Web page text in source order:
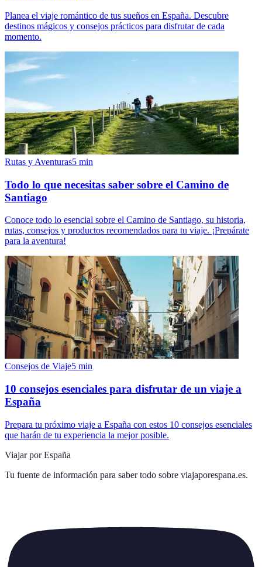
Planea el viaje romántico de tus sueños en España. Descubre
destinos mágicos y consejos prácticos para disfrutar de cada
momento.
Rutas y Aventuras5 min
Todo lo que necesitas saber sobre el Camino de
Santiago
Conoce todo lo esencial sobre el Camino de Santiago, su historia,
rutas, consejos y productos recomendados para tu viaje. ¡Prepárate
para la aventura!
Consejos de Viaje5 min
10 consejos esenciales para disfrutar de un viaje a
España
Prepara tu próximo viaje a España con estos 10 consejos esenciales
que harán de tu experiencia la mejor posible.
Viajar por España
Tu fuente de información para saber todo sobre viajaporespana.es.